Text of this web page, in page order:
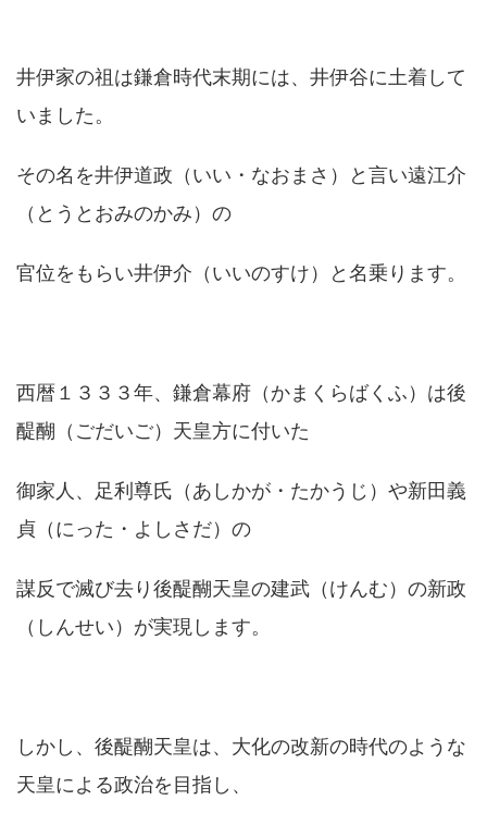
井伊家の祖は鎌倉時代末期には、井伊谷に土着して
いました。
その名を井伊道政（いい・なおまさ）と言い遠江介
（とうとおみのかみ）の
官位をもらい井伊介（いいのすけ）と名乗ります。
西暦１３３３年、鎌倉幕府（かまくらばくふ）は後
醍醐（ごだいご）天皇方に付いた
御家人、足利尊氏（あしかが・たかうじ）や新田義
貞（にった・よしさだ）の
謀反で滅び去り後醍醐天皇の建武（けんむ）の新政
（しんせい）が実現します。
しかし、後醍醐天皇は、大化の改新の時代のような
天皇による政治を目指し、